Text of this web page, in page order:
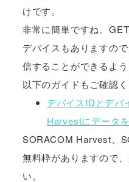
けです。
非常に簡単ですね。
デバイスもありますの
信することができるよう
以下のガイドもご確認く
デバイスIDとデバ
Harvestにデータ
SORACOM Harvest、
無料枠がありますので
い。